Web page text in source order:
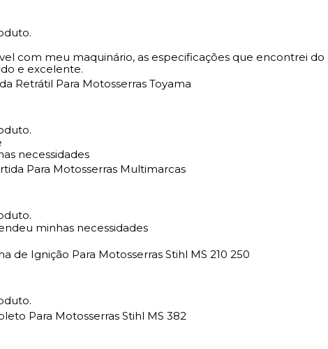
com meu maquinário, as especificações que encontrei
e excelente.
Retrátil Para Motosserras Toyama
necessidades
Para Motosserras Multimarcas
minhas necessidades
de Ignição Para Motosserras Stihl MS 210 250
Para Motosserras Stihl MS 382